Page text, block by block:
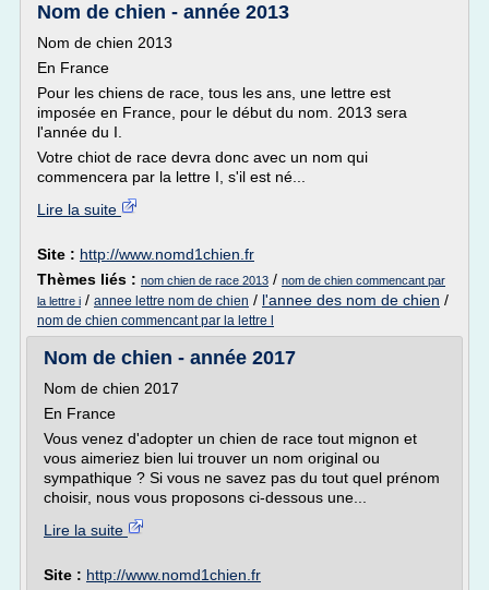
Nom de chien - année 2013
Nom de chien 2013
En France
Pour les chiens de race, tous les ans, une lettre est
imposée en France, pour le début du nom. 2013 sera
l'année du I.
Votre chiot de race devra donc avec un nom qui
commencera par la lettre I, s'il est né...
Lire la suite
Site : http://www.nomd1chien.fr
Thèmes liés : nom chien de race 2013 / nom de chien commencant par
la lettre i / annee lettre nom de chien / l'annee des nom de chien /
nom de chien commencant par la lettre l
Nom de chien - année 2017
Nom de chien 2017
En France
Vous venez d'adopter un chien de race tout mignon et
vous aimeriez bien lui trouver un nom original ou
sympathique ? Si vous ne savez pas du tout quel prénom
choisir, nous vous proposons ci-dessous une...
Lire la suite
Site : http://www.nomd1chien.fr